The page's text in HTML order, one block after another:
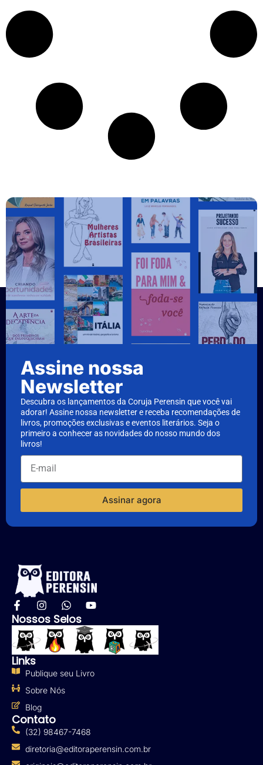
Assine nossa
Newsletter
Descubra os lançamentos da Coruja Perensin que você vai
adorar! Assine nossa newsletter e receba recomendações de
livros, promoções exclusivas e eventos literários. Seja o
primeiro a conhecer as novidades do nosso mundo dos
livros!
Assinar agora
Nossos Selos
Links
Publique seu Livro
Sobre Nós
Blog
Contato
(32) 98467-7468
diretoria@editoraperensin.com.br